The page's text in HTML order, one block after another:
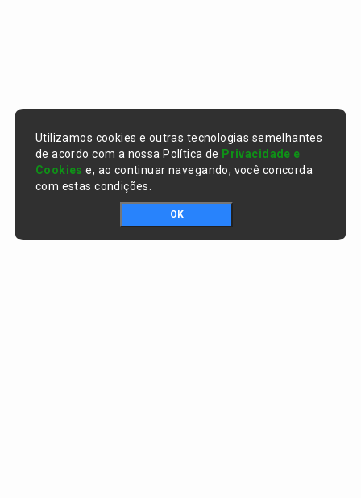
Utilizamos cookies e outras tecnologias semelhantes
de acordo com a nossa Política de Privacidade e
Cookies e, ao continuar navegando, você concorda
com estas condições.
OK